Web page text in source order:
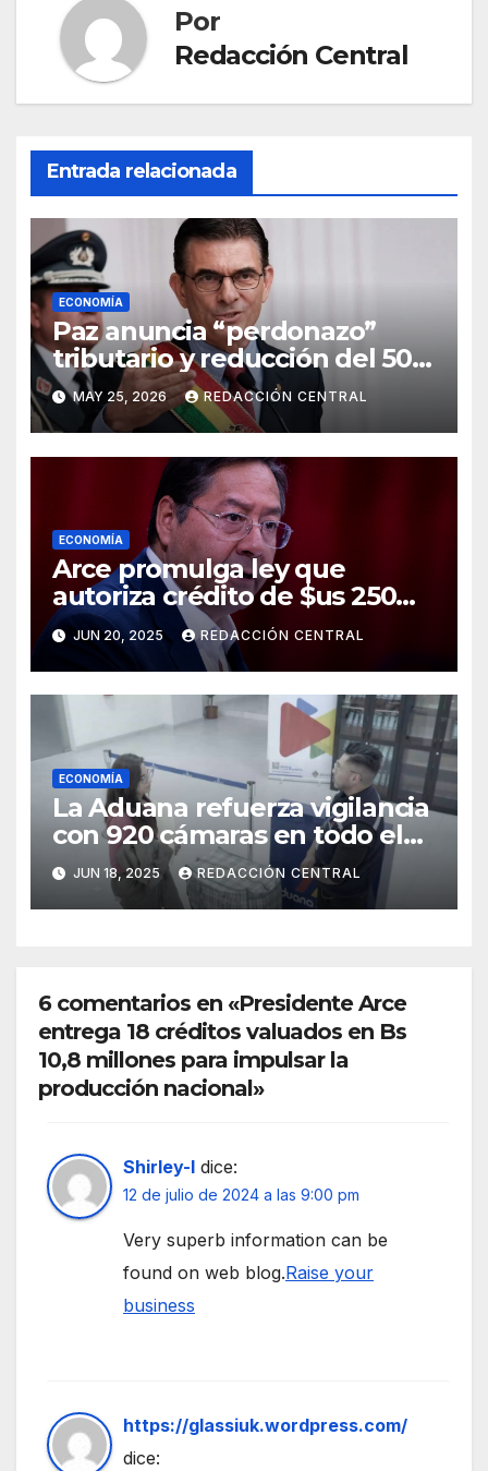
Por
Redacción Central
Entrada relacionada
ECONOMÍA
Paz anuncia “perdonazo”
tributario y reducción del 50%
al salario del Presidente y
ministros
MAY 25, 2026 REDACCIÓN CENTRAL
ECONOMÍA
Arce promulga ley que
autoriza crédito de $us 250
millones del BID para
emergencias
JUN 20, 2025 REDACCIÓN CENTRAL
ECONOMÍA
La Aduana refuerza vigilancia
con 920 cámaras en todo el
país
JUN 18, 2025 REDACCIÓN CENTRAL
6 comentarios en «Presidente Arce
entrega 18 créditos valuados en Bs
10,8 millones para impulsar la
producción nacional»
Shirley-I dice:
12 de julio de 2024 a las 9:00 pm
Very superb information can be
found on web blog.Raise your
business
https://glassiuk.wordpress.com/
dice: